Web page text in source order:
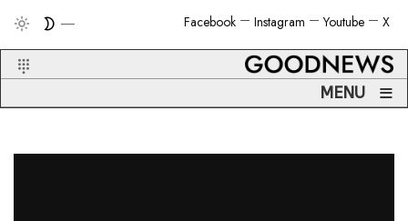
X
Youtube
Instagram
Facebook
MENU ≡